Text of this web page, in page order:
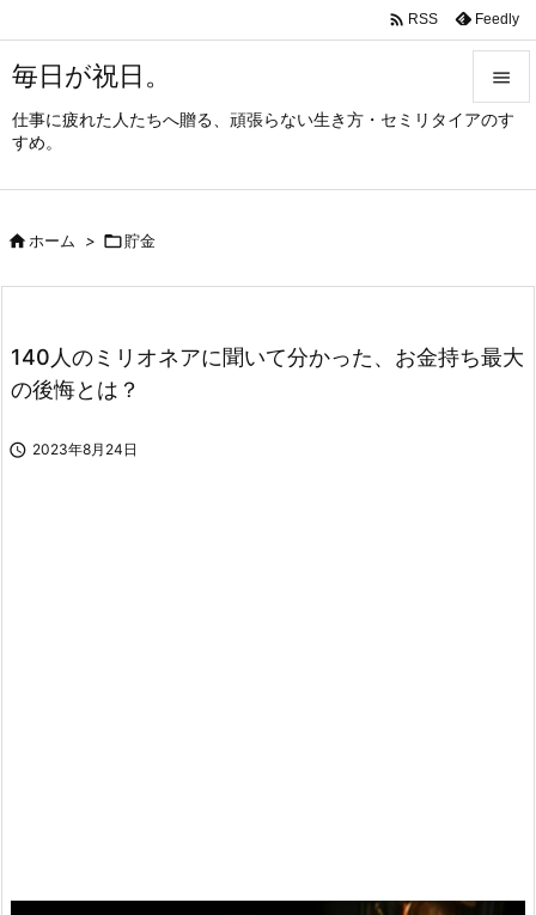
毎日が祝日。
仕事に疲れた人たちへ贈る、頑張らない生き方・セミリタイアのす
すめ。




 RSS Feedly
ホーム > 貯金
140人のミリオネアに聞いて分かった、お金持ち最大
の後悔とは？
 2023年8月24日